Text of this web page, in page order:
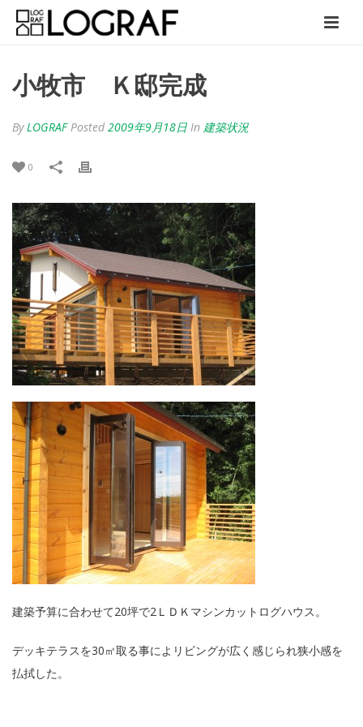
小牧市 Ｋ邸完成
ByLOGRAF Posted 2009年9月18日 In 建築状況
0
建築予算に合わせて20坪で2ＬＤＫマシンカットログハウス。
デッキテラスを30㎡取る事によリビングが広く感じられ狭小感を
払拭した。